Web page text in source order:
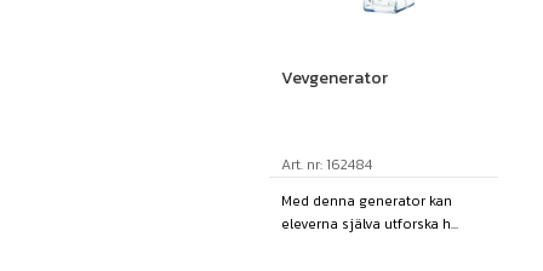
Vevgenerator
Art. nr: 162484
Med denna generator kan
eleverna själva utforska h...